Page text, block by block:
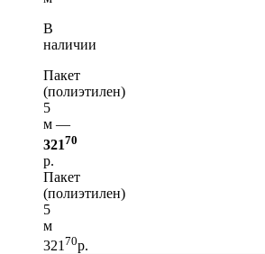
В
наличии
Пакет
(полиэтилен)
5
м —
32170
р.
Пакет
(полиэтилен)
5
м
321 70р.